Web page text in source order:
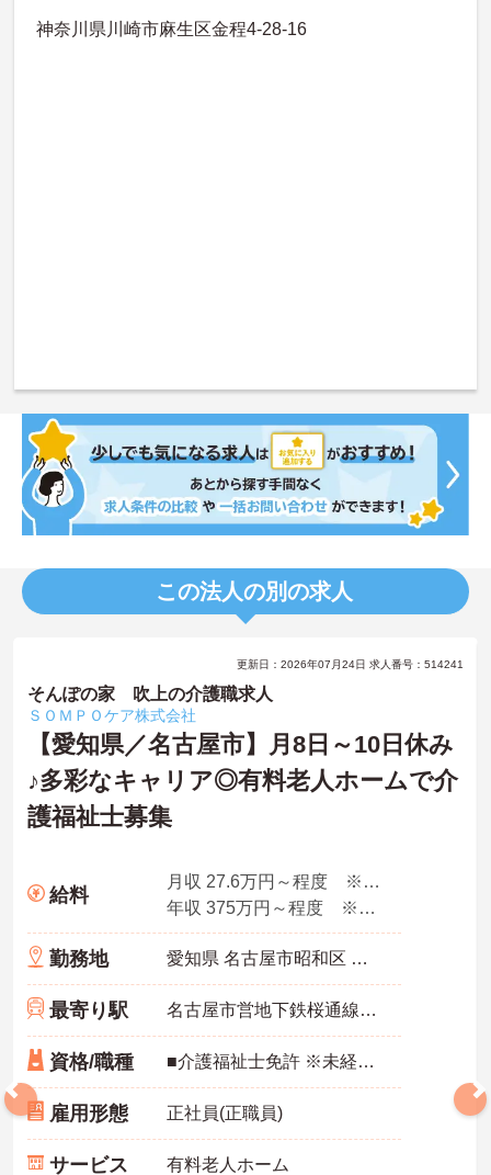
神奈川県川崎市麻生区金程4-28-16
この法人の別の求人
更新日：2026年07月24日 求人番号：514241
そんぽの家 吹上の介護職求人
ＳＯＭＰＯケア株式会社
【愛知県／名古屋市】月8日～10日休み
♪多彩なキャリア◎有料老人ホームで介
護福祉士募集
給料
月収 27.6万円～程度 ※諸手当込み
年収 375万円～程度 ※想定年収
勤務地 愛知県 名古屋市昭和区 阿由知通2-6
最寄り駅 名古屋市営地下鉄桜通線「吹上(愛知)駅」徒歩4分
資格/職種 ■介護福祉士免許 ※未経験・ブランク可
雇用形態 正社員(正職員)
サービス 有料老人ホーム